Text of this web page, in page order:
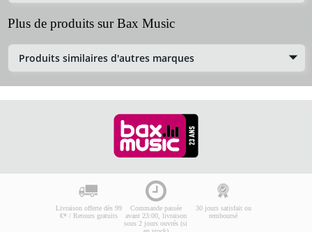
Plus de produits sur Bax Music
Produits similaires d'autres marques
Livraison offerte dès 99
€* / Retours gratuits
Commande passée
avant 23:00, livraison
sous 2 jours ouvrés (si
30 jours satisfait ou
remboursé